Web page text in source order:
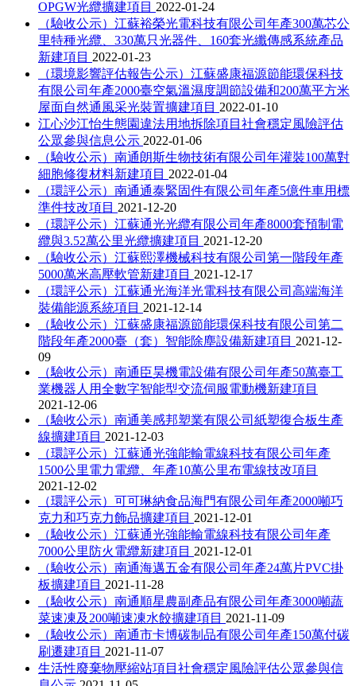
OPGW光纜擴建項目 2022-01-24
（驗收公示）江蘇裕榮光電科技有限公司年產300萬芯公
里特種光纜、330萬只光器件、160套光纖傳感系統產品
新建項目 2022-01-23
（環境影響評估報告公示）江蘇盛康福源節能環保科技
有限公司年產2000臺空氣溫濕度調節設備和200萬平方米
屋面自然通風采光裝置擴建項目 2022-01-10
江心沙江怡生態園違法用地拆除項目社會穩定風險評估
公眾參與信息公示 2022-01-06
（驗收公示）南通朗斯生物技術有限公司年灌裝100萬對
細胞修復材料新建項目 2022-01-04
（環評公示）南通通泰緊固件有限公司年產5億件車用標
準件技改項目 2021-12-20
（環評公示）江蘇通光光纜有限公司年產8000套預制電
纜與3.52萬公里光纜擴建項目 2021-12-20
（驗收公示）江蘇熙澤機械科技有限公司第一階段年產
5000萬米高壓軟管新建項目 2021-12-17
（環評公示）江蘇通光海洋光電科技有限公司高端海洋
裝備能源系統項目 2021-12-14
（驗收公示）江蘇盛康福源節能環保科技有限公司第二
階段年產2000臺（套）智能除塵設備新建項目 2021-12-
09
（驗收公示）南通臣昊機電設備有限公司年產50萬臺工
業機器人用全數字智能型交流伺服電動機新建項目
2021-12-06
（驗收公示）南通美感邦塑業有限公司紙塑復合板生產
線擴建項目 2021-12-03
（環評公示）江蘇通光強能輸電線科技有限公司年產
1500公里電力電纜、年產10萬公里布電線技改項目
2021-12-02
（環評公示）可可琳納食品海門有限公司年產2000噸巧
克力和巧克力飾品擴建項目 2021-12-01
（驗收公示）江蘇通光強能輸電線科技有限公司年產
7000公里防火電纜新建項目 2021-12-01
（驗收公示）南通海邁五金有限公司年產24萬片PVC掛
板擴建項目 2021-11-28
（驗收公示）南通順星農副產品有限公司年產3000噸蔬
菜速凍及200噸速凍水餃擴建項目 2021-11-09
（驗收公示）南通市卡博碳制品有限公司年產150萬付碳
刷遷建項目 2021-11-07
生活性廢棄物壓縮站項目社會穩定風險評估公眾參與信